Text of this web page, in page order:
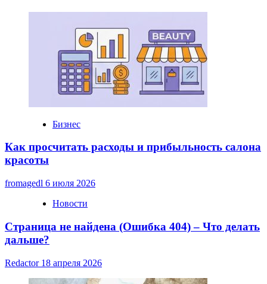
Бизнес
Как просчитать расходы и прибыльность салона
красоты
fromagedl 6 июля 2026
Новости
Страница не найдена (Ошибка 404) – Что делать
дальше?
Redactor 18 апреля 2026